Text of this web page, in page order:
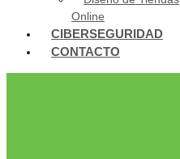
Online
CIBERSEGURIDAD
CONTACTO